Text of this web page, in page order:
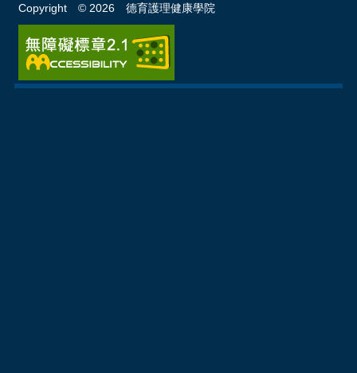
Copyright © 2026德育護理健康學院